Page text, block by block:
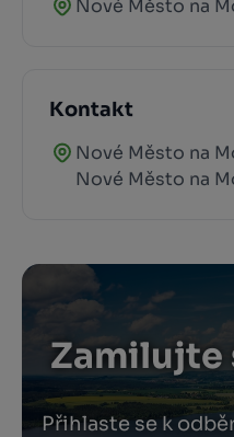
Nové Město na
Kontakt
Nové Město na
Nové Město na
Zamilujte
Přihlaste se k